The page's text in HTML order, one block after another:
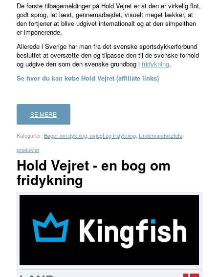
De første tilbagemeldinger på Hold Vejret er at den er virkelig flot,
godt sprog, let læst, gennemarbejdet, visuelt meget lækker, at
den fortjener at blive udgivet internationalt og at den simpelthen
er imponerende.
Allerede i Sverige har man fra det svenske sportsdykkerforbund
besluttet at oversætte den og tilpasse den til de svenske forhold
og udgive den som den svenske grundbog i fridykning.
Se hvor du kan købe Hold Vejret (affiliate links)
SE MERE
Kategorier: Bøger om dykning, uvjagt og fridykning, Undervandsitetets
produkter
Hold Vejret - en bog om
fridykning